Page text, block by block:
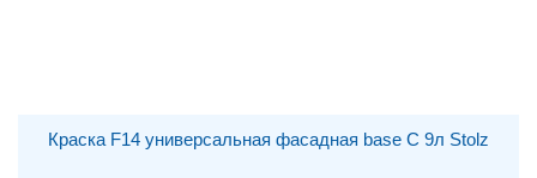
Краска F14 универсальная фасадная base С 9л Stolz